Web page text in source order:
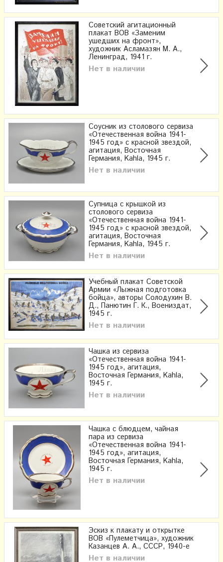
Советский агитационный
плакат ВОВ «Заменим
ушедших на фронт»​,
художник Асламазян М. А.,
Ленинград, 1941 г.
Нет в наличии
Соусник из столового сервиза
«Отечественная война 1941-
1945 год» с красной звездой,
агитация, Восточная
Германия, Kahla, 1945 г.
Нет в наличии
Супница с крышкой из
столового сервиза
«Отечественная война 1941-
1945 год» с красной звездой,
агитация, Восточная
Германия, Kahla, 1945 г.
Нет в наличии
Учебный плакат Советской
Армии «Лыжная подготовка
бойца», авторы Солодухин В.
Д., Панютин Г. К., Воениздат,
1945 г.
Нет в наличии
Чашка из сервиза
«Отечественная война 1941-
1945 год», агитация,
Восточная Германия, Kahla,
1945 г.
Нет в наличии
Чашка с блюдцем, чайная
пара из сервиза
«Отечественная война 1941-
1945 год», агитация,
Восточная Германия, Kahla,
1945 г.
Нет в наличии
Эскиз к плакату и открытке
ВОВ «Пулеметчица», художник
Казанцев А. А., СССР, 1940-е
Нет в наличии